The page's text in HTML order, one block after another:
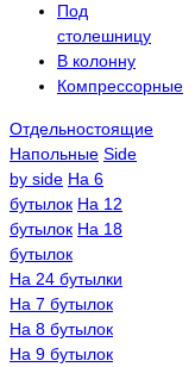
Под
столешницу
В колонну
Компрессорные
Отдельностоящие
Напольные Side
by side На 6
бутылок На 12
бутылок На 18
бутылок
На 24 бутылки
На 7 бутылок
На 8 бутылок
На 9 бутылок